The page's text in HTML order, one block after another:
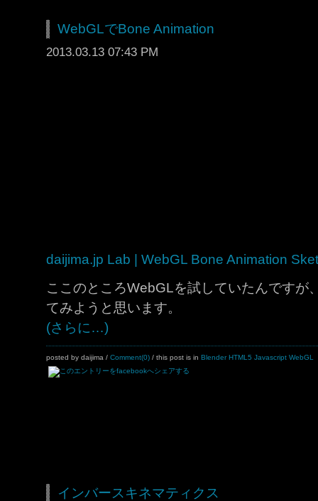
WebGLでBone Animation
2013.03.13 07:43 PM
daijima.jp Lab | WebGL Bone Animation
ここのところWebGLを試していたんですが
てみようと思います。
(さらに…)
posted by daijima / Comment(0) / this post is in Blender HTML5 Javascript WebGL
インバースキネマティクス